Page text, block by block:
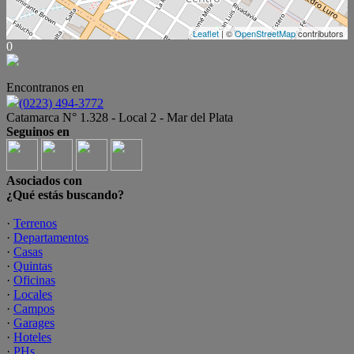
Leaflet| ©OpenStreetMapcontributors
0
Encontranos en
(0223) 494-3772
Catamarca N° 1.328 - Local 2 - Mar del Plata
Seguinos en
Asociados con
¿Qué estás buscando?
· Terrenos
· Departamentos
· Casas
· Quintas
· Oficinas
· Locales
· Campos
· Garages
· Hoteles
· PHs